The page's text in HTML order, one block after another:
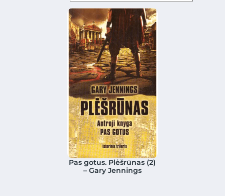
Pas gotus. Plėšrūnas (2)
– Gary Jennings